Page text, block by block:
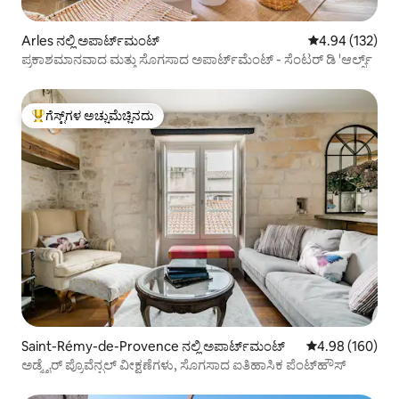
Arles ನಲ್ಲಿ ಅಪಾರ್ಟ್‌ಮಂಟ್ 5 ರಲ್ಲಿ 4.94
4.94 (132)
ಪ್ರಕಾಶಮಾನವಾದ ಮತ್ತು ಸೊಗಸಾದ ಅಪಾರ್ಟ್‌ಮೆಂಟ್ - ಸೆಂಟರ್ ಡಿ 'ಆರ್ಲ್ಸ್
ಗೆಸ್ಟ್‌ಗಳಿಗೆ ಅತಿ ಹೆಚ್ಚು ಅಚ್ಚುಮೆಚ್ಚಿನದು
ಗೆಸ್ಟ್‌ಗಳ ಅಚ್ಚುಮೆಚ್ಚಿನದು
Saint-Rémy-de-Provence ನಲ್ಲಿ ಅಪಾರ್ಟ್‌ಮಂಟ್ 5 ರಲ್ಲಿ 4.98
4.98 (160)
ಅಡ್ಮೈರ್ ಪ್ರೊವೆನ್ಷಲ್ ವೀಕ್ಷಣೆಗಳು, ಸೊಗಸಾದ ಐತಿಹಾಸಿಕ ಪೆಂಟ್‌ಹೌಸ್